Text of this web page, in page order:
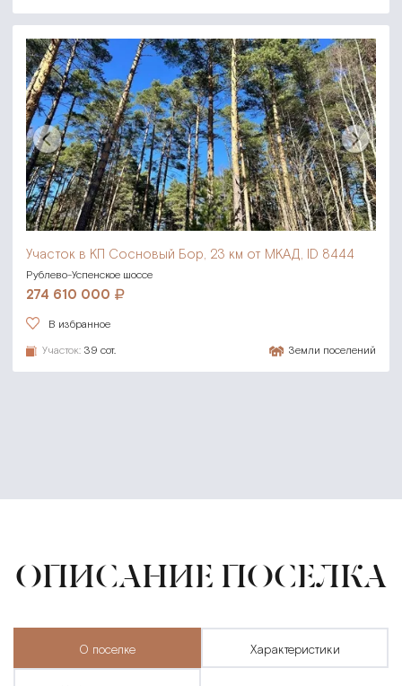
Участок в КП Сосновый Бор, 23 км от МКАД, ID 8444
Рублево-Успенское шоссе
274 610 000
В избранное
Участок: 39 сот. Земли поселений
ОПИСАНИЕ ПОСЕЛКА
о поселке характеристики